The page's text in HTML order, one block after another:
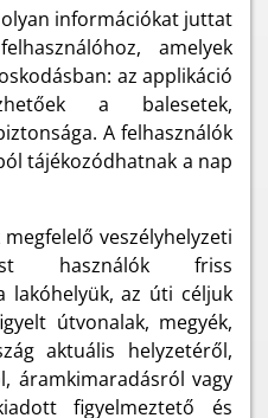
információkat juttat
amelyek
az applikáció
a balesetek,
A felhasználók
tájékozódhatnak a nap
veszélyhelyzeti
használók friss
lakóhelyük, az úti céljuk
útvonalak, megyék,
aktuális helyzetéről,
áramkimaradásról vagy
figyelmeztető és